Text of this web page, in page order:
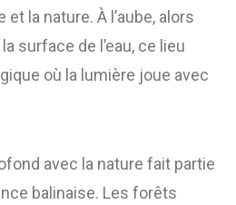
la nature. À l’aube, alors
surface de l’eau, ce lieu
où la lumière joue avec
avec la nature fait partie
balinaise. Les forêts